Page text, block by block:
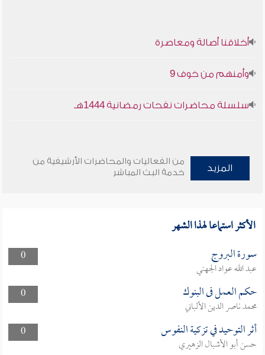
أخلاقنا أصالة ومعاصرة
وأمنهم من خوف 9
سلسلة محاضرات نفحات رمضانية 1444هـ
المزيد
من الفعاليات والمحاضرات الأرشيفية من
خدمة البث المباشر
الأكثر استماعا لهذا الشهر
0 سورة البروج
عبد الله عواد الجهني
0
حكم العمل فى البنوك
محمد ناصر الدين الألباني
0
أثر التوحيد في تزكية النفوس
حسن أبو الأشبال الزهيري